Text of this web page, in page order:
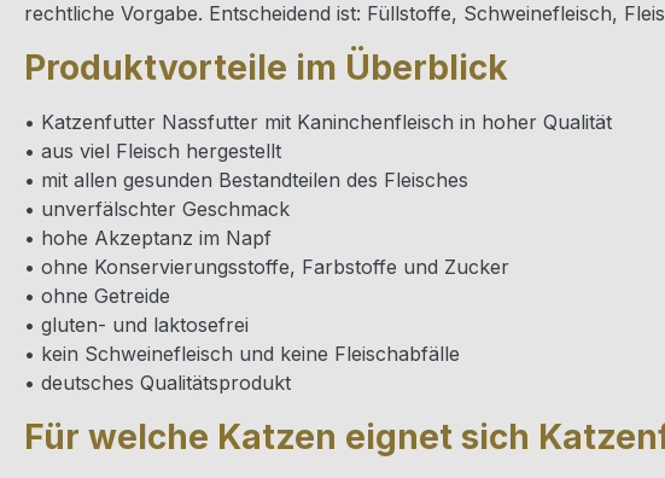
rechtliche Vorgabe. Entscheidend ist: Füllstoffe, Schweinefleisch,
Produktvorteile im Überblick
• Katzenfutter Nassfutter mit Kaninchenfleisch in hoher Qualität
• aus viel Fleisch hergestellt
• mit allen gesunden Bestandteilen des Fleisches
• unverfälschter Geschmack
• hohe Akzeptanz im Napf
• ohne Konservierungsstoffe, Farbstoffe und Zucker
• ohne Getreide
• gluten- und laktosefrei
• kein Schweinefleisch und keine Fleischabfälle
• deutsches Qualitätsprodukt
Für welche Katzen eignet sich